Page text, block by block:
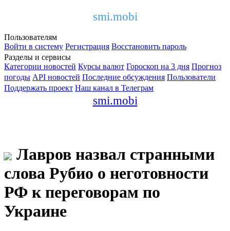
smi.mobi
Пользователям
Войти в систему Регистрация Восстановить пароль
Разделы и сервисы
Категории новостей Курсы валют Гороскоп на 3 дня Прогноз
погоды API новостей Последние обсуждения Пользователи
Поддержать проект Наш канал в Телеграм
smi.mobi
Лавров назвал странными
слова Рубио о неготовности
РФ к переговорам по
Украине